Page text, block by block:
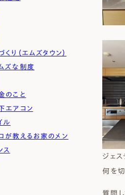
ジェ
何を切
質問
り（エムズタウン）
ズな制度
のこと
エアコン
ル
が教えるお家のメン
ス